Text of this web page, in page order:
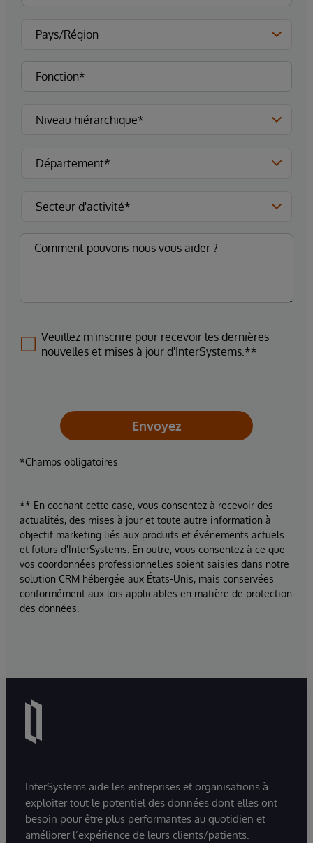
Veuillez m'inscrire pour recevoir les dernières
nouvelles et mises à jour d'InterSystems.**
Envoyez
*Champs obligatoires
** En cochant cette case, vous consentez à recevoir des
actualités, des mises à jour et toute autre information à
objectif marketing liés aux produits et événements actuels
et futurs d'InterSystems. En outre, vous consentez à ce que
vos coordonnées professionnelles soient saisies dans notre
solution CRM hébergée aux États-Unis, mais conservées
conformément aux lois applicables en matière de protection
des données.
InterSystems aide les entreprises et organisations à
exploiter tout le potentiel des données dont elles ont
besoin pour être plus performantes au quotidien et
améliorer l’expérience de leurs clients/patients.